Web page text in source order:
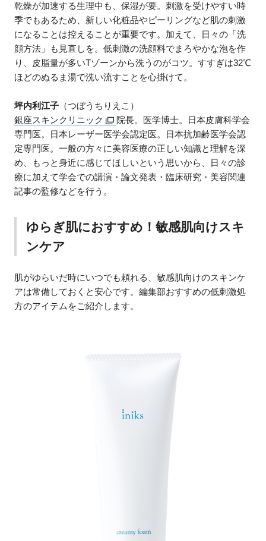
乾燥が加速する生理中も、保湿が要。刺激を受けやすい時
季でもあるため、新しい化粧品やピーリングなど肌の刺激
になることは控えることが重要です。加えて、日々の「洗
顔方法」も見直しを。低刺激の洗顔料でまろやかな泡を作
り、皮脂量が多いTゾーンから洗うのがコツ。すすぎは32℃
ほどのぬるま湯で洗い流すことを心掛けて。
坪内利江子 （つぼうちりえこ）
銀座スキンクリニック
院長。医学博士。日本皮膚科学会
専門医。日本レーザー医学会認定医。日本抗加齢医学会認
定専門医。一般の方々に美容医療の正しい知識と理解を深
め、もっと身近に感じてほしいという思いから、日々の診
療に加えて学会での講演・論文発表・臨床研究・美容関連
記事の監修などを行う。
ゆらぎ肌におすすめ！敏感肌向けスキ
ンケア
肌がゆらいだ時にいつでも頼れる、敏感肌向けのスキンケ
アは常備しておくと安心です。編集部おすすめの低刺激処
方のアイテムをご紹介します。